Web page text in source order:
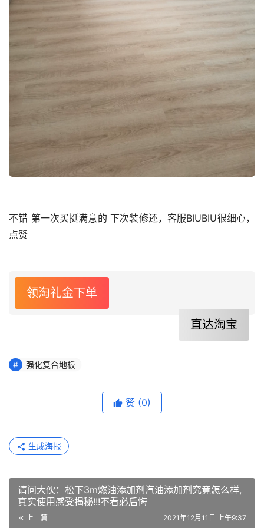
不错 第一次买挺满意的 下次装修还，客服BIUBIU很细心，
点赞
领淘礼金下单
直达淘宝
强化复合地板
赞 (0)
生成海报
请问大伙：松下3m燃油添加剂汽油添加剂究竟怎么样,
真实使用感受揭秘!!!不看必后悔
上一篇 2021年12月11日 上午9:37